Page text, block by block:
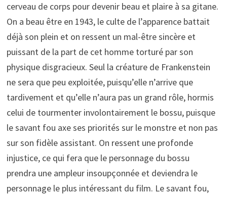
cerveau de corps pour devenir beau et plaire à sa gitane.
On a beau être en 1943, le culte de l’apparence battait
déjà son plein et on ressent un mal-être sincère et
puissant de la part de cet homme torturé par son
physique disgracieux. Seul la créature de Frankenstein
ne sera que peu exploitée, puisqu’elle n’arrive que
tardivement et qu’elle n’aura pas un grand rôle, hormis
celui de tourmenter involontairement le bossu, puisque
le savant fou axe ses priorités sur le monstre et non pas
sur son fidèle assistant. On ressent une profonde
injustice, ce qui fera que le personnage du bossu
prendra une ampleur insoupçonnée et deviendra le
personnage le plus intéressant du film. Le savant fou,